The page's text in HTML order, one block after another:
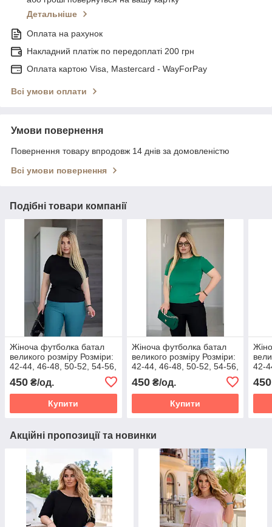
Детальніше
Оплата на рахунок
Накладний платіж по передоплаті 200 грн
Оплата картою Visa, Mastercard - WayForPay
Всі умови оплати
Умови повернення
Повернення товару впродовж 14 днів за домовленістю
Всі умови повернення
Подібні товари компанії
Жіноча футболка батал
великого розміру Розміри:
42-44, 46-48, 50-52, 54-56,
450 ₴/од.
Купити
Жіноча футболка батал
великого розміру Розміри:
42-44, 46-48, 50-52, 54-56,
450₴/од.
Купити
42-
450
Акційні пропозиції та новинки